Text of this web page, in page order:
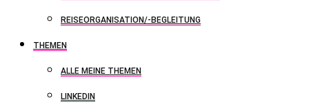
REISEORGANISATION/-BEGLEITUNG
THEMEN
ALLE MEINE THEMEN
LINKEDIN